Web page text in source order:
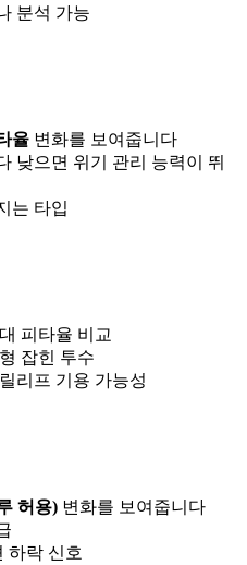
분석 가능
율 변화를 보여줍니다
낮으면 위기 관리 능력이 뛰
는 타입
피타율 비교
잡힌 투수
리프 기용 가능성
허용) 변화를 보여줍니다
하락 신호